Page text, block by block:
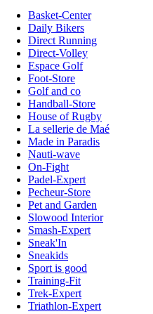
Basket-Center
Daily Bikers
Direct Running
Direct-Volley
Espace Golf
Foot-Store
Golf and co
Handball-Store
House of Rugby
La sellerie de Maé
Made in Paradis
Nauti-wave
On-Fight
Padel-Expert
Pecheur-Store
Pet and Garden
Slowood Interior
Smash-Expert
Sneak'In
Sneakids
Sport is good
Training-Fit
Trek-Expert
Triathlon-Expert